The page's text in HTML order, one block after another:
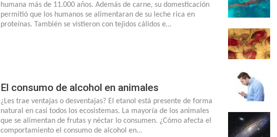
humana más de 11.000 años. Además de carne, su domesticación
permitió que los humanos se alimentaran de su leche rica en
proteínas. También se vistieron con tejidos cálidos e…
El consumo de alcohol en animales
¿Les trae ventajas o desventajas? El etanol está presente de forma
natural en casi todos los ecosistemas. La mayoría de los animales
que se alimentan de frutas y néctar lo consumen. ¿Cómo afecta el
comportamiento el consumo de alcohol en…